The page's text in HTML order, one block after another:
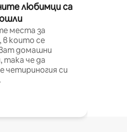
любимци са
места за
в които се
домашни
така че да
четириногия си